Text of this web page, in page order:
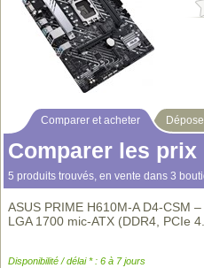
Comparer et acheter
Comparer les
5 produits trouvés, en vente dans 3
ASUS PRIME H610M-A D4-CSM
LGA 1700 mic-ATX (DDR4, PCIe
Disponibilité / délai * : 6 à 7 jours